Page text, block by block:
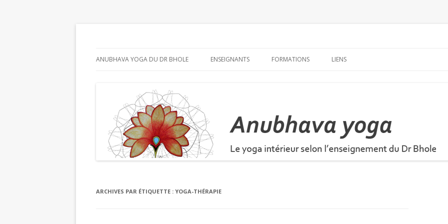
au
ANUBHAVA YOGA DU DR BHOLE
INTERVIEW DU DR BHOLE PAR LE
JOURNAL DU YOGA
YOGA THÉRAPIE
QUAND LA SCIENCE RENCONTRE
ENSEIGNANTS FORMATIONS LIENS
ARCHIVES PAR ÉTIQUETTE : YOGA-THÉRAPIE